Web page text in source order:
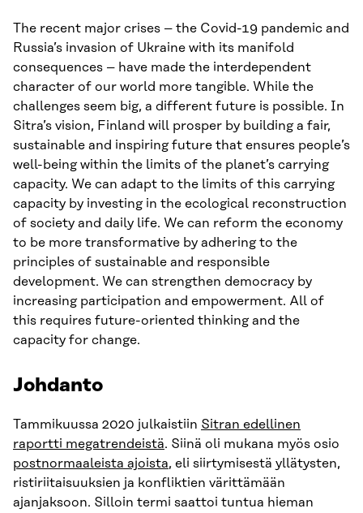
The recent major crises – the Covid-19 pandemic and
Russia’s invasion of Ukraine with its manifold
consequences – have made the interdependent
character of our world more tangible. While the
challenges seem big, a different future is possible. In
Sitra’s vision, Finland will prosper by building a fair,
sustainable and inspiring future that ensures people’s
well-being within the limits of the planet’s carrying
capacity. We can adapt to the limits of this carrying
capacity by investing in the ecological reconstruction
of society and daily life. We can reform the economy
to be more transformative by adhering to the
principles of sustainable and responsible
development. We can strengthen democracy by
increasing participation and empowerment. All of
this requires future-oriented thinking and the
capacity for change.
Johdanto
Tammikuussa 2020 julkaistiin Sitran edellinen
raportti megatrendeistä. Siinä oli mukana myös osio
postnormaaleista ajoista, eli siirtymisestä yllätysten,
ristiriitaisuuksien ja konfliktien värittämään
ajanjaksoon. Silloin termi saattoi tuntua hieman